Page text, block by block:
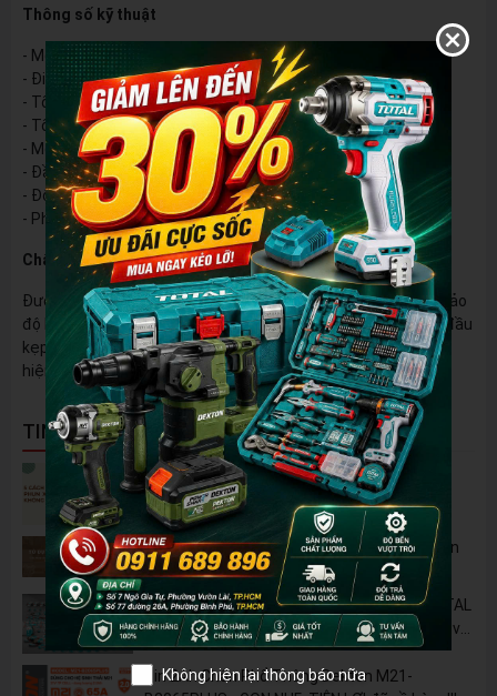
Thông số kỹ thuật
- Model: M21-CV250Plus
- Điện áp: 21V
- Tốc độ không tải: 0-1500 - 2200 - 3000 - 3700 V/p
- Tốc độ đập: 0- 2000 - 3000 - 3800 - 4500 L/p
- Momen xoắn tối đa: 250 Nm
- Đầu kẹp: Lục giác 1/2" & 1/4 "
- Động cơ: Không chổi than
- Phụ kiện: Thân máy
Chất lượng và Tiện ích
Được thiết kế với động cơ không chổi than, sản phẩm đảm bảo
độ bền và hiệu suất cao trong quá trình sử dụng. Đồng thời, đầu
kẹp đa chức năng lục giác 1/2" & 1/4" giúp bạn dễ dàng thực
hiện các công việc vặn và siết ở nhiều kích cỡ khác nhau.
TIN NỔI BẬT
5 Cách Tận Dụng Máy Phun Xịt Áp Lực Cao
Không Chỉ Để Rửa Xe
Tủ Dụng Cụ CSPS: Giải Pháp Sắp Xếp Chuyên
Nghiệp Cho Mọi Xưởng Cơ Khí
🔋 Đột Phá Công Nghệ: Pin Lithium 42V TOTAL
B42M – Giải Pháp Thay Thế Máy Dùng Điện và
Nhiên Liệu
Pin 2Ah Chân Phổ Thông Dekton M21-
Không hiện lại thông báo nữa